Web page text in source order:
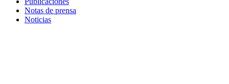
Notas de prensa
Noticias